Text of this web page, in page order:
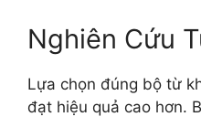
Nghiên Cứu
Lựa chọn đúng bộ từ
đạt hiệu quả cao hơn.